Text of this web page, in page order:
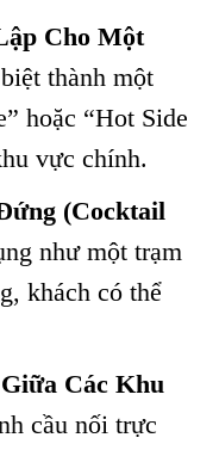
Cho Một
thành một
hoặc “Hot Side
vực chính.
(Cocktail
như một trạm
khách có thể
Các Khu
cầu nối trực